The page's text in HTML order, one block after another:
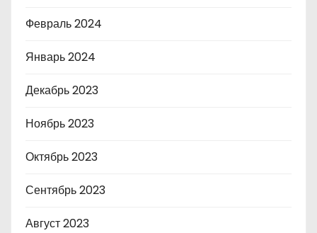
Февраль 2024
Январь 2024
Декабрь 2023
Ноябрь 2023
Октябрь 2023
Сентябрь 2023
Август 2023